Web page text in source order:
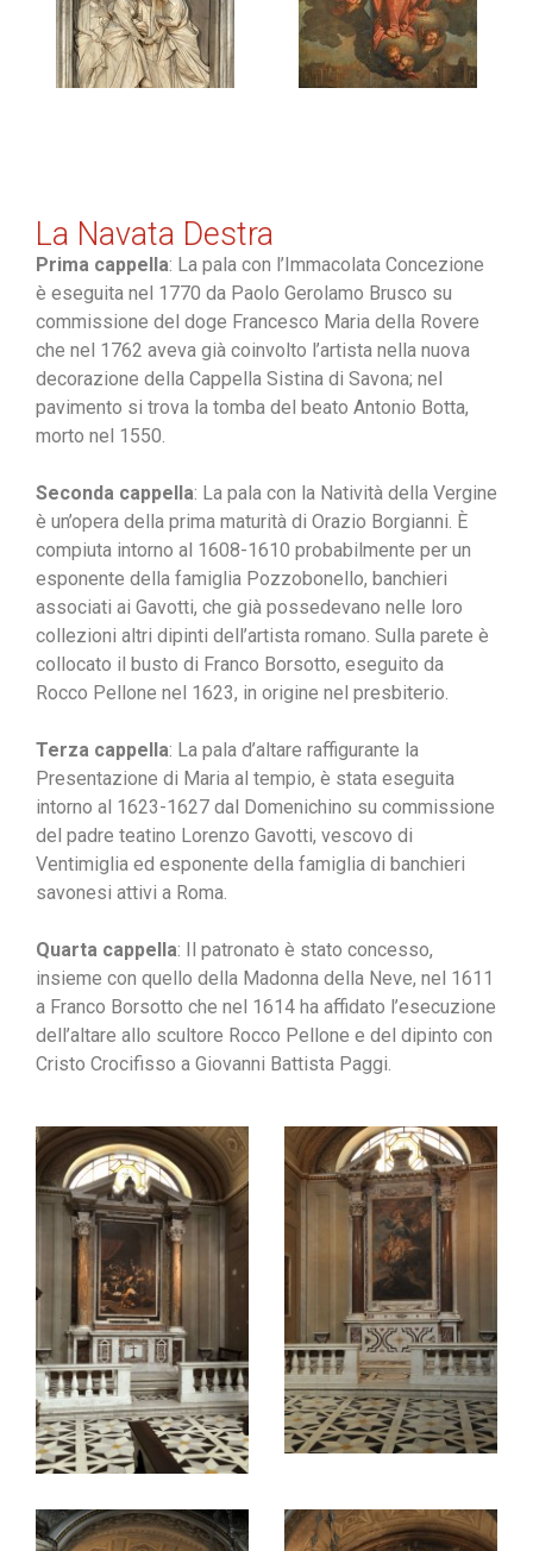
La Navata Destra
Prima cappella: La pala con l’Immacolata Concezione
è eseguita nel 1770 da Paolo Gerolamo Brusco su
commissione del doge Francesco Maria della Rovere
che nel 1762 aveva già coinvolto l’artista nella nuova
decorazione della Cappella Sistina di Savona; nel
pavimento si trova la tomba del beato Antonio Botta,
morto nel 1550.
Seconda cappella: La pala con la Natività della Vergine
è un’opera della prima maturità di Orazio Borgianni. È
compiuta intorno al 1608-1610 probabilmente per un
esponente della famiglia Pozzobonello, banchieri
associati ai Gavotti, che già possedevano nelle loro
collezioni altri dipinti dell’artista romano. Sulla parete è
collocato il busto di Franco Borsotto, eseguito da
Rocco Pellone nel 1623, in origine nel presbiterio.
Terza cappella: La pala d’altare raffigurante la
Presentazione di Maria al tempio, è stata eseguita
intorno al 1623-1627 dal Domenichino su commissione
del padre teatino Lorenzo Gavotti, vescovo di
Ventimiglia ed esponente della famiglia di banchieri
savonesi attivi a Roma.
Quarta cappella: Il patronato è stato concesso,
insieme con quello della Madonna della Neve, nel 1611
a Franco Borsotto che nel 1614 ha affidato l’esecuzione
dell’altare allo scultore Rocco Pellone e del dipinto con
Cristo Crocifisso a Giovanni Battista Paggi.